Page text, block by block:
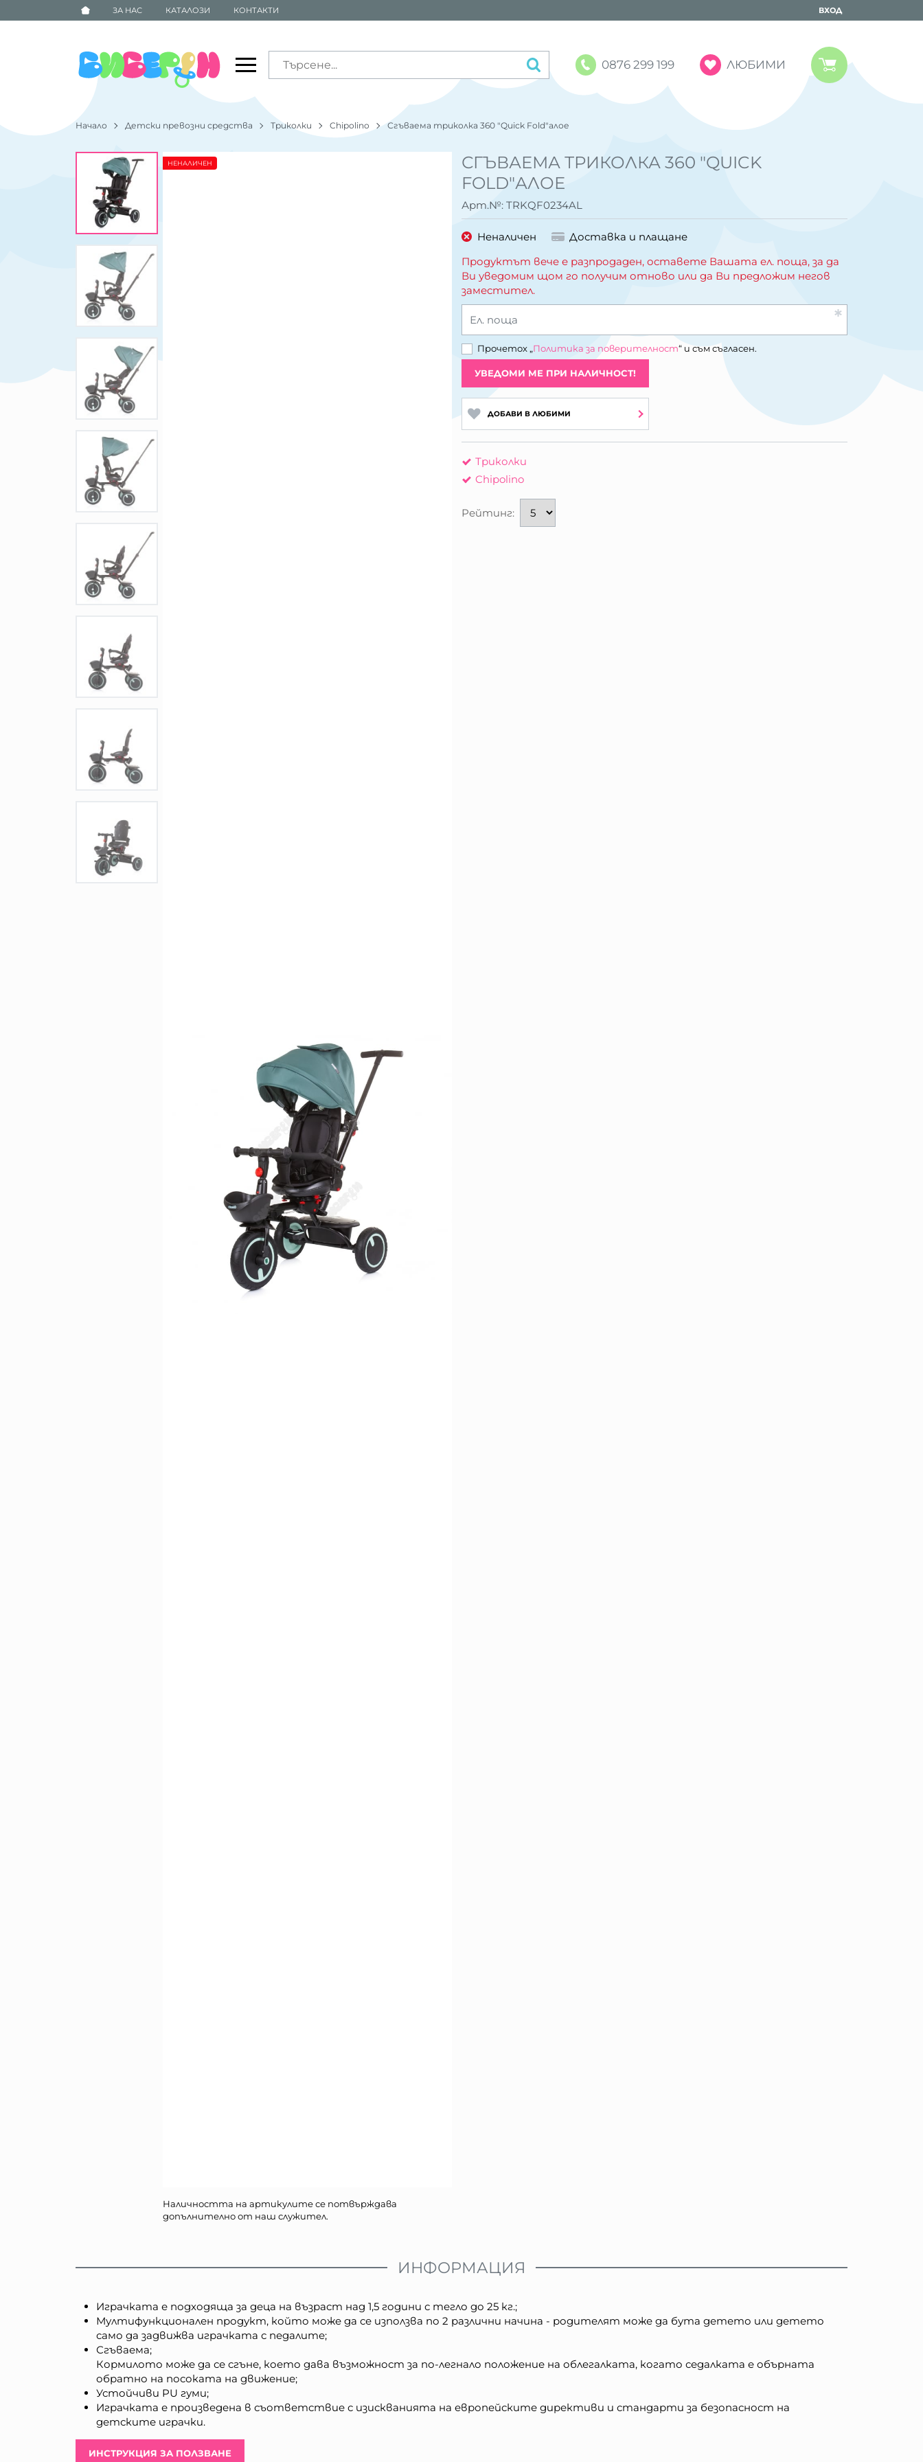
ЗА НАС КАТАЛОЗИ КОНТАКТИ ВХОД
0876 299 199 ЛЮБИМИ
Начало Детски превозни средства Триколки Chipolino Сгъваема триколка 360 "Quick Fold"алое
СГЪВАЕМА ТРИКОЛКА 360 "QUICK
FOLD"АЛОЕ
Арт.№: TRKQF0234AL
Наличността на артикулите се потвърждава
допълнително от наш служител.
НЕНАЛИЧЕН
Неналичен
Доставка и плащане
Продуктът вече е разпродаден, оставете Вашата ел. поща, за да
Ви уведомим щом го получим отново или да Ви предложим негов
заместител.
Ел. поща
Прочетох „Политика за поверителност“ и съм съгласен.
УВЕДОМИ МЕ ПРИ НАЛИЧНОСТ!
ДОБАВИ В ЛЮБИМИ
Триколки
Chipolino
Рейтинг:
ИНФОРМАЦИЯ
Играчката е подходяща за деца на възраст над 1,5 години с тегло до 25 кг.;
Мултифункционален продукт, който може да се използва по 2 различни начина - родителят може да бута детето или детето
само да задвижва играчката с педалите;
Сгъваема;
Кормилото може да се сгъне, което дава възможност за по-легнало положение на облегалката, когато седалката е обърната
обратно на посоката на движение;
Устойчиви PU гуми;
Играчката е произведена в съответствие с изискванията на европейските директиви и стандарти за безопасност на
детските играчки.
ИНСТРУКЦИЯ ЗА ПОЛЗВАНЕ